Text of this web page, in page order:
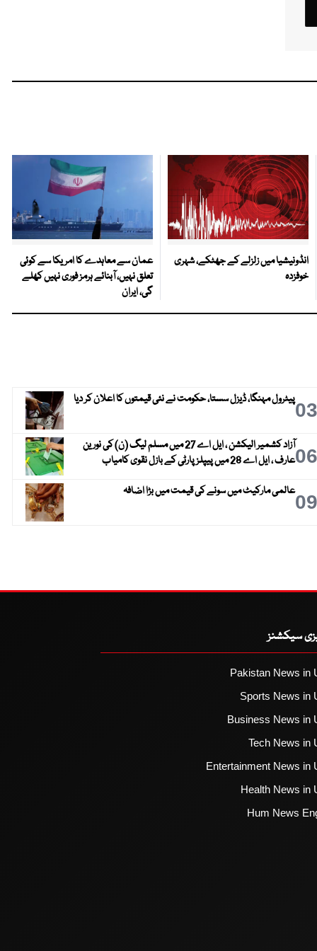
انڈونیشیا میں زلزلے کے جھٹکے، شہری
خوفزدہ
عمان سے معاہدے کا امریکا سے کوئی
تعلق نہیں، آبنائے ہرمز فوری نہیں کھلے
گی، ایران
03پیٹرول مہنگا، ڈیزل سستا، حکومت نے نئی قیمتوں کا اعلان کر دیا
06
آزاد کشمیر الیکشن ، ایل اے 27 میں مسلم لیگ (ن) کی نورین
عارف ، ایل اے 28 میں پیپلز پارٹی کے بازل نقوی کامیاب
09عالمی مارکیٹ میں سونے کی قیمت میں بڑا اضافہ
سیکشنز
Pakistan News in
Sports News in
Business News in
Tech News in
Entertainment News in
Health News in
Hum News